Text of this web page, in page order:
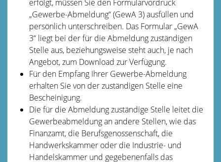
erfolgt, müssen Sie den Formularvordruck
„Gewerbe-Abmeldung“ (GewA 3) ausfüllen und
persönlich unterschreiben. Das Formular „GewA
3“ liegt bei der für die Abmeldung zuständigen
Stelle aus, beziehungsweise steht auch, je nach
Angebot, zum Download zur Verfügung.
Für den Empfang Ihrer Gewerbe-Abmeldung
erhalten Sie von der zuständigen Stelle eine
Bescheinigung.
Die für die Abmeldung zuständige Stelle leitet die
Gewerbeabmeldung an andere Stellen, wie das
Finanzamt, die Berufsgenossenschaft, die
Handwerkskammer oder die Industrie- und
Handelskammer und gegebenenfalls das